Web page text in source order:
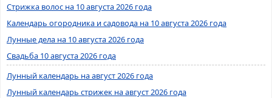
Стрижка волос на 10 августа 2026 года
Календарь огородника и садовода на 10 августа 2026 года
Лунные дела на 10 августа 2026 года
Свадьба 10 августа 2026 года
Лунный календарь на август 2026 года
Лунный календарь стрижек на август 2026 года